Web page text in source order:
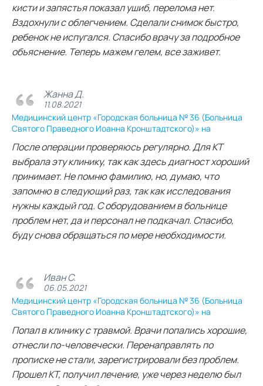
кисти и запястья показал ушиб, перелома нет.
Вздохнули с облегчением. Сделали снимок быстро,
ребенок не испугался. Спасибо врачу за подробное
объяснение. Теперь мажем гелем, все заживет.
Жанна Д.
11.08.2021
Медицинский центр «Городская больница № 36 (Больница
Святого Праведного Иоанна Кронштадтского)» на
После операции проверяюсь регулярно. Для КТ
выбрала эту клинику, так как здесь диагност хороший
принимает. Не помню фамилию, но, думаю, что
запомню в следующий раз, так как исследования
нужны каждый год. С оборудованием в больнице
проблем нет, да и персонал не подкачал. Спасибо,
буду снова обращаться по мере необходимости.
Иван С.
06.05.2021
Медицинский центр «Городская больница № 36 (Больница
Святого Праведного Иоанна Кронштадтского)» на
Попал в клинику с травмой. Врачи попались хорошие,
отнесли по-человечески. Перенаправлять по
прописке не стали, зарегистрировали без проблем.
Прошел КТ, получил лечение, уже через неделю был